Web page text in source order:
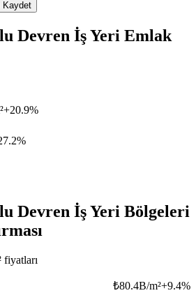
Kaydet
Devren İş Yeri Emlak
+20.9%
%
Devren İş Yeri Bölgeleri
fiyatları
₺80.4B/m²+9.4%